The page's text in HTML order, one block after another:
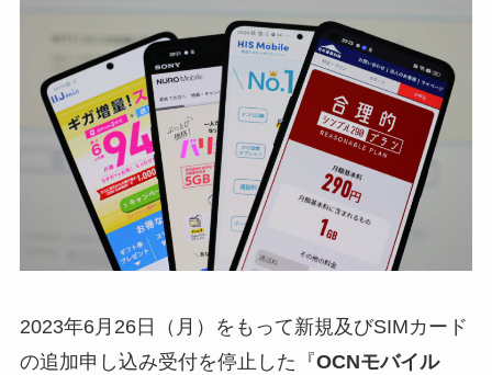
2023年6月26日（月）をもって新規及びSIMカード
の追加申し込み受付を停止した『OCNモバイル